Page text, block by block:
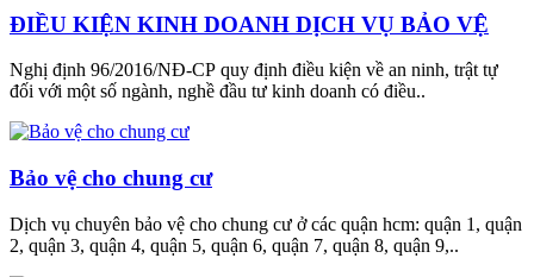
ĐIỀU KIỆN KINH DOANH DỊCH VỤ BẢO VỆ
Nghị định 96/2016/NĐ-CP quy định điều kiện về an ninh, trật tự
đối với một số ngành, nghề đầu tư kinh doanh có điều..
Bảo vệ cho chung cư
Dịch vụ chuyên bảo vệ cho chung cư ở các quận hcm: quận 1, quận
2, quận 3, quận 4, quận 5, quận 6, quận 7, quận 8, quận 9,..